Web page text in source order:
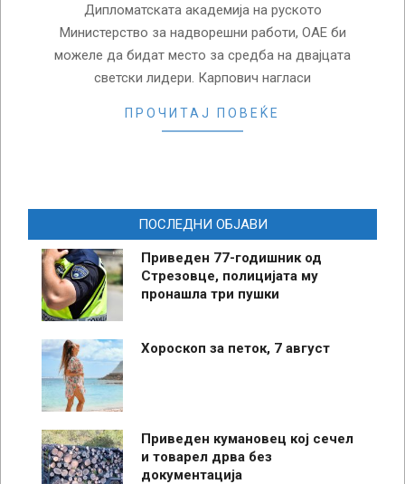
Дипломатската академија на руското
Министерство за надворешни работи, ОАЕ би
можеле да бидат место за средба на двајцата
светски лидери. Карпович нагласи
ПРОЧИТАЈ ПОВЕЌЕ
ПОСЛЕДНИ ОБЈАВИ
Приведен 77-годишник од
Стрезовце, полицијата му
пронашла три пушки
Хороскоп за петок, 7 август
Приведен кумановец кој сечел
и товарел дрва без
документација